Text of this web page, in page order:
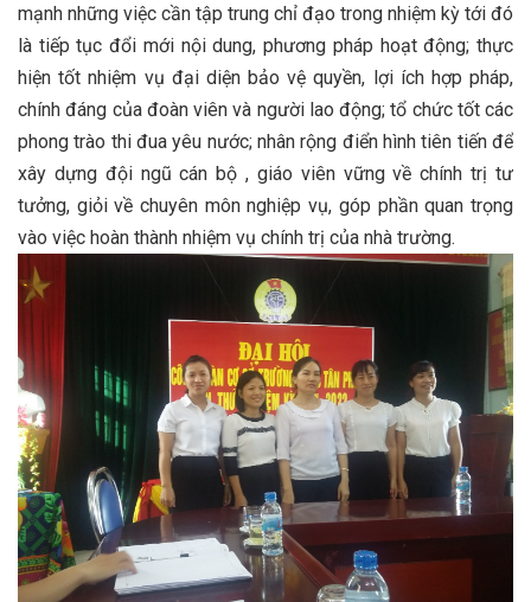
mạnh những việc cần tập trung chỉ đạo trong nhiệm kỳ tới đó
là tiếp tục đổi mới nội dung, phương pháp hoạt động; thực
hiện tốt nhiệm vụ đại diện bảo vệ quyền, lợi ích hợp pháp,
chính đáng của đoàn viên và người lao động; tổ chức tốt các
phong trào thi đua yêu nước; nhân rộng điển hình tiên tiến để
xây dựng đội ngũ cán bộ , giáo viên vững về chính trị tư
tưởng, giỏi về chuyên môn nghiệp vụ, góp phần quan trọng
vào việc hoàn thành nhiệm vụ chính trị của nhà trường.